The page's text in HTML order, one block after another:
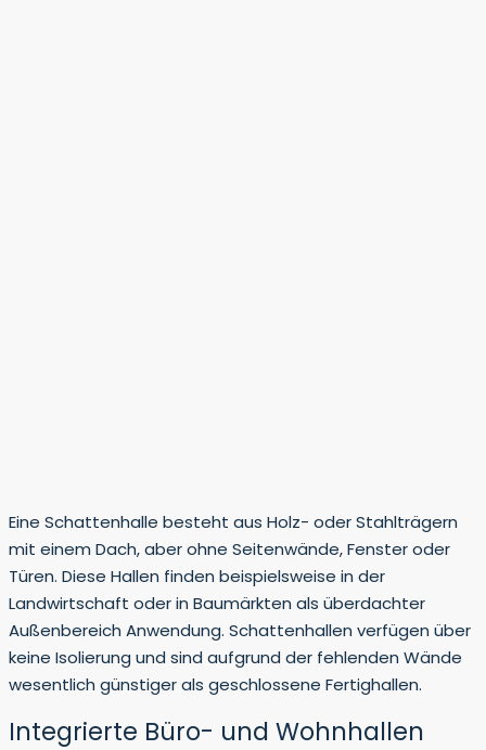
Eine Schattenhalle besteht aus Holz- oder Stahlträgern
mit einem Dach, aber ohne Seitenwände, Fenster oder
Türen. Diese Hallen finden beispielsweise in der
Landwirtschaft oder in Baumärkten als überdachter
Außenbereich Anwendung. Schattenhallen verfügen über
keine Isolierung und sind aufgrund der fehlenden Wände
wesentlich günstiger als geschlossene Fertighallen.
Integrierte Büro- und Wohnhallen